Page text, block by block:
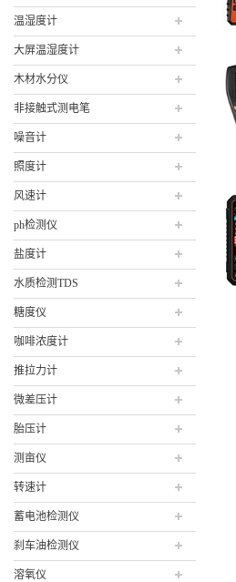
温湿度计
大屏温湿度计
木材水分仪
非接触式测电笔
噪音计
照度计
风速计
ph检测仪
盐度计
水质检测TDS
糖度仪
咖啡浓度计
推拉力计
微差压计
胎压计
测亩仪
转速计
蓄电池检测仪
刹车油检测仪
溶氧仪